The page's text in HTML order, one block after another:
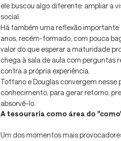
ele buscou algo diferente: ampliar a
social.
Há também uma reflexão importante
anos, recém-formado, com pouca
valor do que esperar a maturidade
chega à sala de aula com perguntas
contra a própria experiência.
Toffano e Douglas convergem
conhecimento, para gerar retorno,
absorvê-lo.
A tesouraria como área do
Um dos momentos mais